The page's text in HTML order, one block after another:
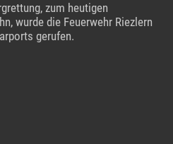
zum heutigen
wurde die Feuerwehr Riezlern
gerufen.